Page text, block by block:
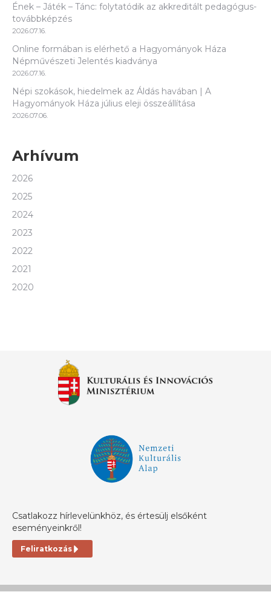
Ének – Játék – Tánc: folytatódik az akkreditált pedagógus-
továbbképzés
2026.07.16.
Online formában is elérhető a Hagyományok Háza
Népművészeti Jelentés kiadványa
2026.07.16.
Népi szokások, hiedelmek az Áldás havában | A
Hagyományok Háza július eleji összeállítása
2026.07.06.
Arhívum
2026
2025
2024
2023
2022
2021
2020
Csatlakozz hírlevelünkhöz, és értesülj elsőként
eseményeinkről!
Feliratkozás